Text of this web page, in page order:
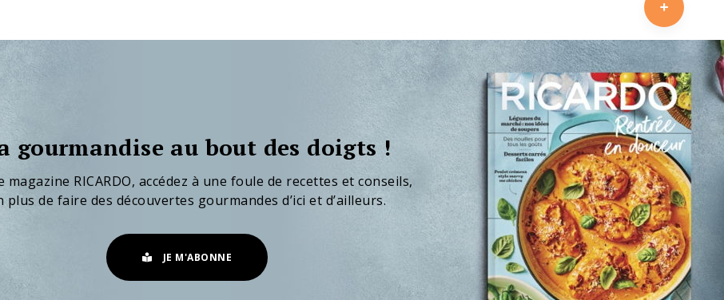
gourmandise au bout des doigts !
magazine RICARDO, accédez à une foule de recettes et conseils,
plus de faire des découvertes gourmandes d’ici et d’ailleurs.
JE M'ABONNE